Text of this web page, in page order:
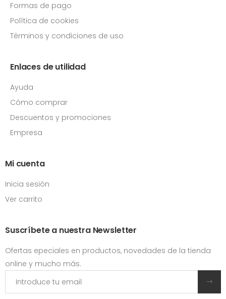
Formas de pago
Política de cookies
Términos y condiciones de uso
Enlaces de utilidad
Ayuda
Cómo comprar
Descuentos y promociones
Empresa
Mi cuenta
Inicia sesión
Ver carrito
Suscríbete a nuestra Newsletter
Ofertas epeciales en productos, novedades de la tienda
online y mucho más.